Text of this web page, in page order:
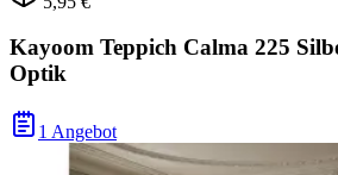
Kayoom Teppich Calma 225
Optik
1 Angebot